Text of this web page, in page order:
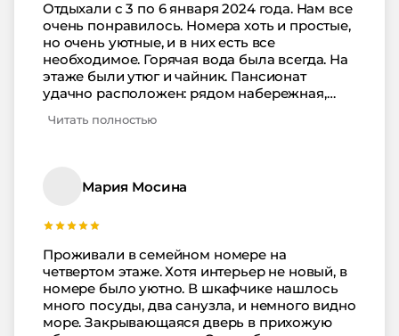
Отдыхали с 3 по 6 января 2024 года. Нам все
очень понравилось. Номера хоть и простые,
но очень уютные, и в них есть все
необходимое. Горячая вода была всегда. На
этаже были утюг и чайник. Пансионат
удачно расположен: рядом набережная,
можно дойти за 10 минут, а до центра – за 15
разнообразное. Благодарим поваров,
девушек-официанток и администраторов в
элементами шведского стола: первые
блюда, каши и напитки в свободном
доступе. Каждый день были фрукты (яблоки,
мандарины, киви). Отдельная благодарность
администраторам на ресепшене за
понимание, решение любых вопросов и за
раннее заселение. Мы узнали от других
Читать полностью
Мария Мосина
Проживали в семейном номере на
четвертом этаже. Хотя интерьер не новый, в
номере было уютно. В шкафчике нашлось
много посуды, два санузла, и немного видно
море. Закрывающаяся дверь в прихожую